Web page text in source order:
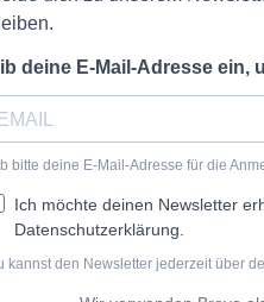
deine E-Mail-Adresse ein,
bitte deine E-Mail-Adresse für die
Ich möchte deinen Newsletter
Datenschutzerklärung.
kannst den Newsletter jederzeit über